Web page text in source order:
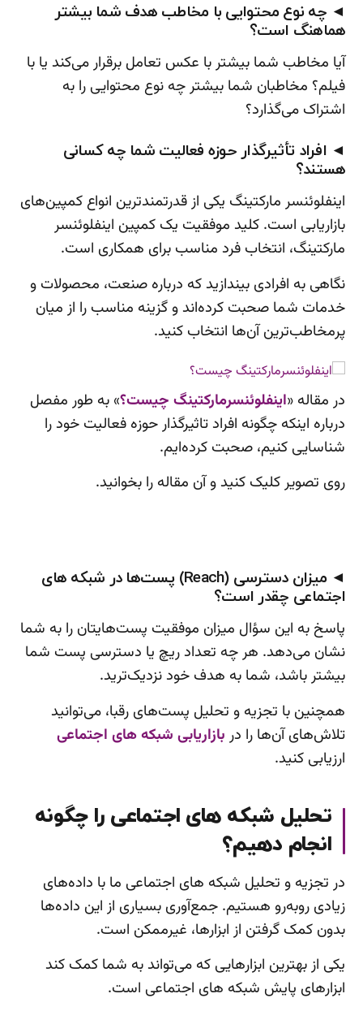
◄ چه نوع محتوایی با مخاطب هدف شما بیشتر
هماهنگ است؟
آیا مخاطب شما بیشتر با عکس تعامل برقرار می‌کند یا با
فیلم؟ مخاطبان شما بیشتر چه نوع محتوایی را به
اشتراک می‌گذارد؟
◄ افراد تأثیرگذار حوزه فعالیت شما چه کسانی
هستند؟
اینفلوئنسر مارکتینگ یکی از قدرتمندترین انواع کمپین‌های
بازاریابی است. کلید موفقیت یک کمپین اینفلوئنسر
مارکتینگ، انتخاب فرد مناسب برای همکاری است.
نگاهی به افرادی بیندازید که درباره صنعت، محصولات و
خدمات شما صحبت کرده‌اند و گزینه مناسب را از میان
پرمخاطب‌ترین آن‌ها انتخاب کنید.
در مقاله «اینفلوئنسرمارکتینگ چیست؟» به طور مفصل
درباره اینکه چگونه افراد تاثیرگذار حوزه فعالیت خود را
شناسایی کنیم، صحبت کرده‌ایم.
روی تصویر کلیک کنید و آن مقاله را بخوانید.
◄ میزان دسترسی (Reach) پست‌‌ها در شبکه‌ های
اجتماعی چقدر است؟
پاسخ به این سؤال میزان موفقیت پست‌هایتان را به شما
نشان می‌دهد. هر چه تعداد ریچ یا دسترسی پست شما
بیشتر باشد، شما به هدف خود نزدیک‌ترید.
همچنین با تجزیه و تحلیل پست‌های رقبا، می‌توانید
تلاش‌های آن‌ها را در بازاریابی شبکه های اجتماعی
ارزیابی کنید.
تحلیل شبکه های اجتماعی را چگونه
انجام دهیم؟
در تجزیه و تحلیل شبکه های اجتماعی ما با داده‌های
زیادی روبه‌رو هستیم. جمع‌آوری بسیاری از این داده‌ها
بدون کمک گرفتن از ابزارها، غیرممکن است.
یکی از بهترین ابزارهایی که می‌تواند به شما کمک کند
ابزارهای پایش شبکه های اجتماعی است.